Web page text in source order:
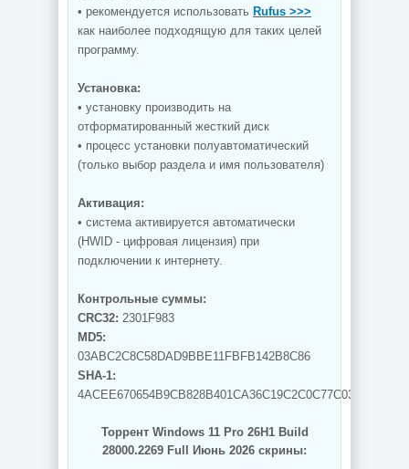
• рекомендуется использовать Rufus >>>
как наиболее подходящую для таких целей
программу.
Установка:
• установку производить на
отформатированный жесткий диск
• процесс установки полуавтоматический
(только выбор раздела и имя пользователя)
Активация:
• система активируется автоматически
(HWID - цифровая лицензия) при
подключении к интернету.
Контрольные суммы:
CRC32: 2301F983
MD5:
03ABC2C8C58DAD9BBE11FBFB142B8C86
SHA-1:
4ACEE670654B9CB828B401CA36C19C2C0C77C033
Торрент Windows 11 Pro 26H1 Build
28000.2269 Full Июнь 2026 скрины: